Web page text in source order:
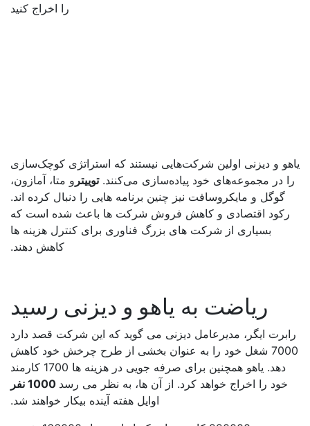
را اخراج کنید
و دیزنی اولین شرکت‌هایی نیستند که استراتژی کوچک‌سازی
در مجموعه‌های خود پیاده‌سازی می‌کنند.توییترو متا، آمازون،
گوگل و مایکروسافت نیز چنین برنامه هایی را دنبال کرده اند.
رکود اقتصادی و کاهش فروش شرکت ها باعث شده است که
بسیاری از شرکت های بزرگ فناوری برای کنترل هزینه ها
کاهش دهند.
ریاضت به یاهو و دیزنی رسید
ایگر، مدیرعامل دیزنی می گوید که این شرکت قصد دارد
7000 شغل خود را به عنوان بخشی از طرح چرخش خود کاهش
دهد. یاهو همچنین برای صرفه جویی در هزینه ها 1700 کارمند
خود را اخراج خواهد کرد. از آن ها، به نظر می رسد 1000 نفر
اوایل هفته آینده بیکار خواهند شد.